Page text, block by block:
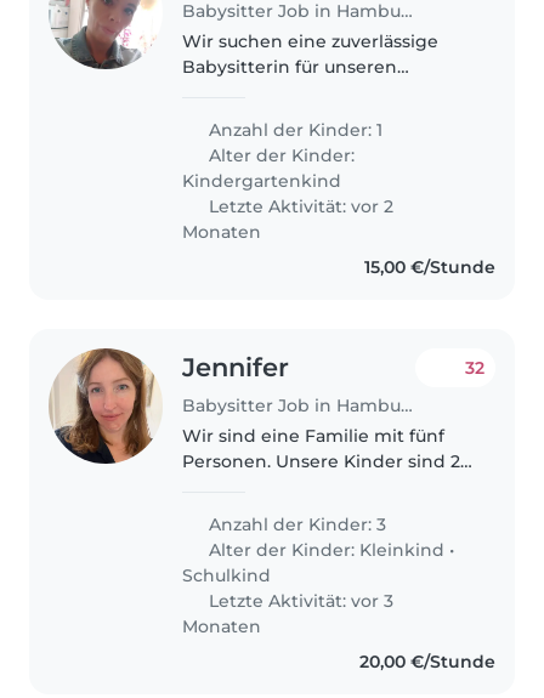
Babysitter Job in Hamburg
Wir suchen eine zuverlässige
Babysitterin für unseren
Vorschulkind. Unser Kind ist
freundlich und voller Energie,
also sollte die Betreuungsperson
geduldig..
Anzahl der Kinder: 1
Alter der Kinder:
Kindergartenkind
Letzte Aktivität: vor 2
Monaten
15,00 €/Stunde
Jennifer
Babysitter Job in Hamburg
32
Wir sind eine Familie mit fünf
Personen. Unsere Kinder sind 2,
zwei Mädchen. Wir suchen eine
Babysitterin, damit mein Mann
und ich gelegentlich
zusammen..
Anzahl der Kinder: 3
Alter der Kinder: Kleinkind •
Schulkind
Letzte Aktivität: vor 3
Monaten
20,00 €/Stunde